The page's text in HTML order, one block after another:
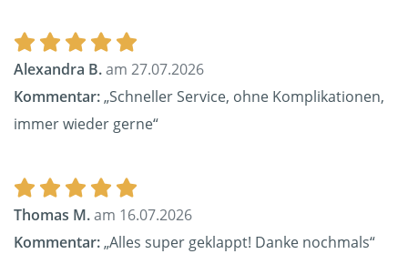
Alexandra B.am 27.07.2026
Kommentar:„Schneller Service, ohne Komplikationen,
immer wieder gerne“
Thomas M.am 16.07.2026
Kommentar:„Alles super geklappt! Danke nochmals“